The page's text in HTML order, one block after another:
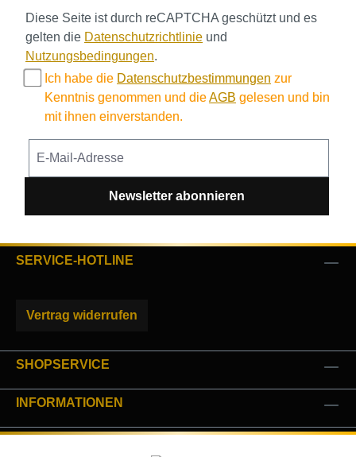
Diese Seite ist durch reCAPTCHA geschützt und es
gelten die Datenschutzrichtlinie und
Nutzungsbedingungen.
Ich habe die Datenschutzbestimmungen zur
Kenntnis genommen und dieAGB gelesen und bin
mit ihnen einverstanden.
Newsletter abonnieren
SERVICE-HOTLINE
Vertrag widerrufen
SHOPSERVICE
INFORMATIONEN